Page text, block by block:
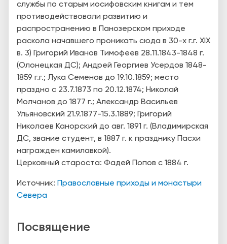
службы по старым иосифовским книгам и тем
противодействовали развитию и
распространению в Панозерском приходе
раскола начавшего проникать сюда в 30-х г.г. XIX
в. 3) Григорий Иванов Тимофеев 28.11.1843-1848 г.
(Олонецкая ДС); Андрей Георгиев Усердов 1848-
1859 г.г.; Лука Семенов до 19.10.1859; место
праздно с 23.7.1873 по 20.12.1874; Николай
Молчанов до 1877 г.; Александр Васильев
Ульяновский 21.9.1877-15.3.1889; Григорий
Николаев Канорский до авг. 1891 г. (Владимирская
ДС, звание студент, в 1887 г. к празднику Пасхи
награжден камилавкой).
Церковный староста: Фадей Попов с 1884 г.
Источник: Православные приходы и монастыри
Севера
Посвящение